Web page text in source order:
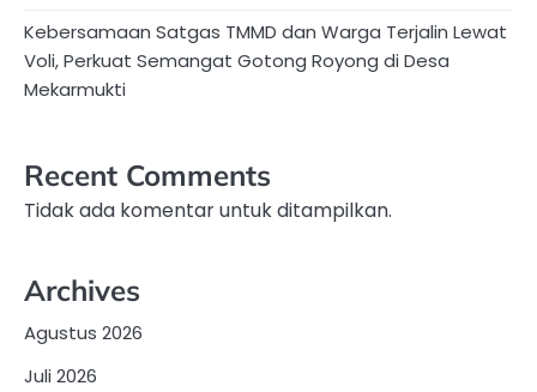
Kebersamaan Satgas TMMD dan Warga Terjalin Lewat
Voli, Perkuat Semangat Gotong Royong di Desa
Mekarmukti
Recent Comments
Tidak ada komentar untuk ditampilkan.
Archives
Agustus 2026
Juli 2026